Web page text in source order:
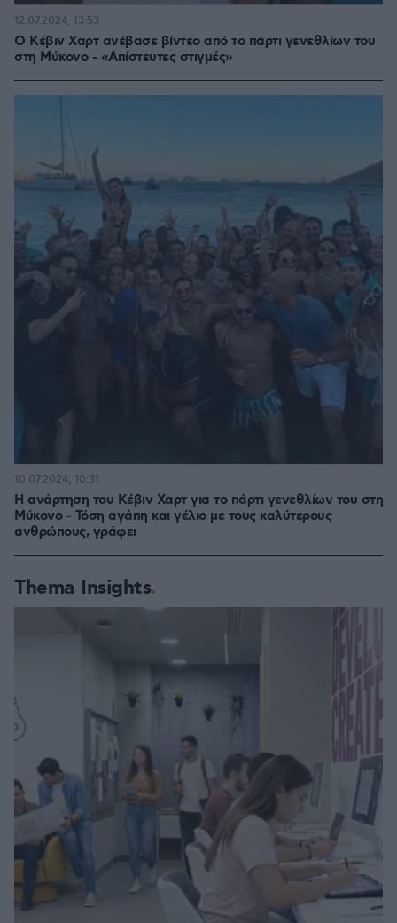
O Κέβιν Χαρτ ανέβασε βίντεο από το πάρτι γενεθλίων του
στη Μύκονο - «Απίστευτες στιγμές»
12.07.2024, 13:53
Η ανάρτηση του Κέβιν Χαρτ για το πάρτι γενεθλίων του στη
Μύκονο - Τόση αγάπη και γέλιο με τους καλύτερους
ανθρώπους, γράφει
10.07.2024, 10:31
Thema Insights